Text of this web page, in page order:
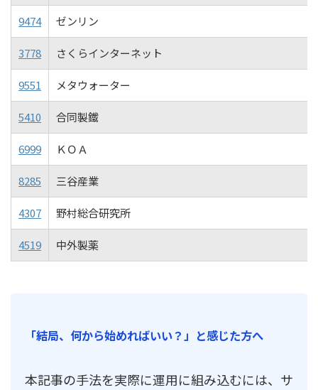
9474 ゼンリン
3778 さくらインターネット
9551 メタウォーター
5410 合同製鐵
6999 ＫＯＡ
8285 三谷産業
4307 野村総合研究所
4519 中外製薬
「結局、何から始めればいい？」と感じた方へ
本記事の手法を実際に運用に組み込むには、サ